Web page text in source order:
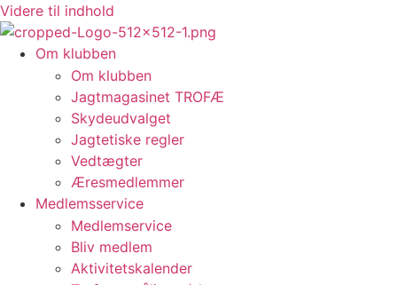
Videre til indhold
Om klubben
Om klubben
Jagtmagasinet TROFÆ
Skydeudvalget
Jagtetiske regler
Vedtægter
Æresmedlemmer
Medlemsservice
Medlemservice
Bliv medlem
Aktivitetskalender